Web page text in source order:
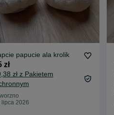
papucie ala krolik
zł
zł z Pakietem
lipca 2026